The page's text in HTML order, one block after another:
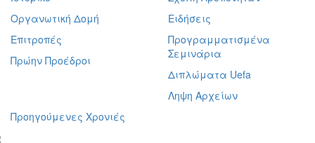
Οργανωτική Δομή
Επιτροπές
Πρώην Προέδροι
Ειδήσεις
Προγραμματισμένα
Σεμινάρια
Διπλώματα Uefa
Ληψη Αρχείων
Προηγούμενες Χρονιές